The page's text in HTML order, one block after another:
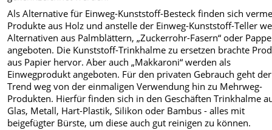
Als Alternative für Einweg-Kunststoff-Besteck finden sich
Produkte aus Holz und anstelle der Einweg-Kunststoff-Teller
Alternativen aus Palmblättern, „Zuckerrohr-Fasern“ oder Pappe
angeboten. Die Kunststoff-Trinkhalme zu ersetzen brachte
aus Papier hervor. Aber auch „Makkaroni“ werden als
Einwegprodukt angeboten. Für den privaten Gebrauch geht der
Trend weg von der einmaligen Verwendung hin zu Mehrweg-
Produkten. Hierfür finden sich in den Geschäften Trinkhalme
Glas, Metall, Hart-Plastik, Silikon oder Bambus - alles mit
beigefügter Bürste, um diese auch gut reinigen zu können.